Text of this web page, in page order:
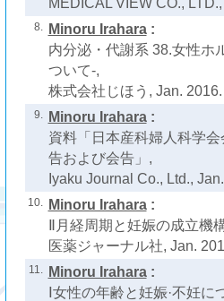
MEDICAL VIEW CO.,
8. Minoru Irahara:
内分泌・代謝系 38.女性ホ
ついて-,
株式会社じほう, Jan. 2016.
9. Minoru Irahara:
資料「日本産科婦人科学
告および会告」,
Iyaku Journal Co., Ltd.,
10. Minoru Irahara:
Ⅱ月経周期と妊娠の成立機
医薬ジャーナル社, Jan.
11. Minoru Irahara:
Ⅰ女性の年齢と妊娠·不妊に